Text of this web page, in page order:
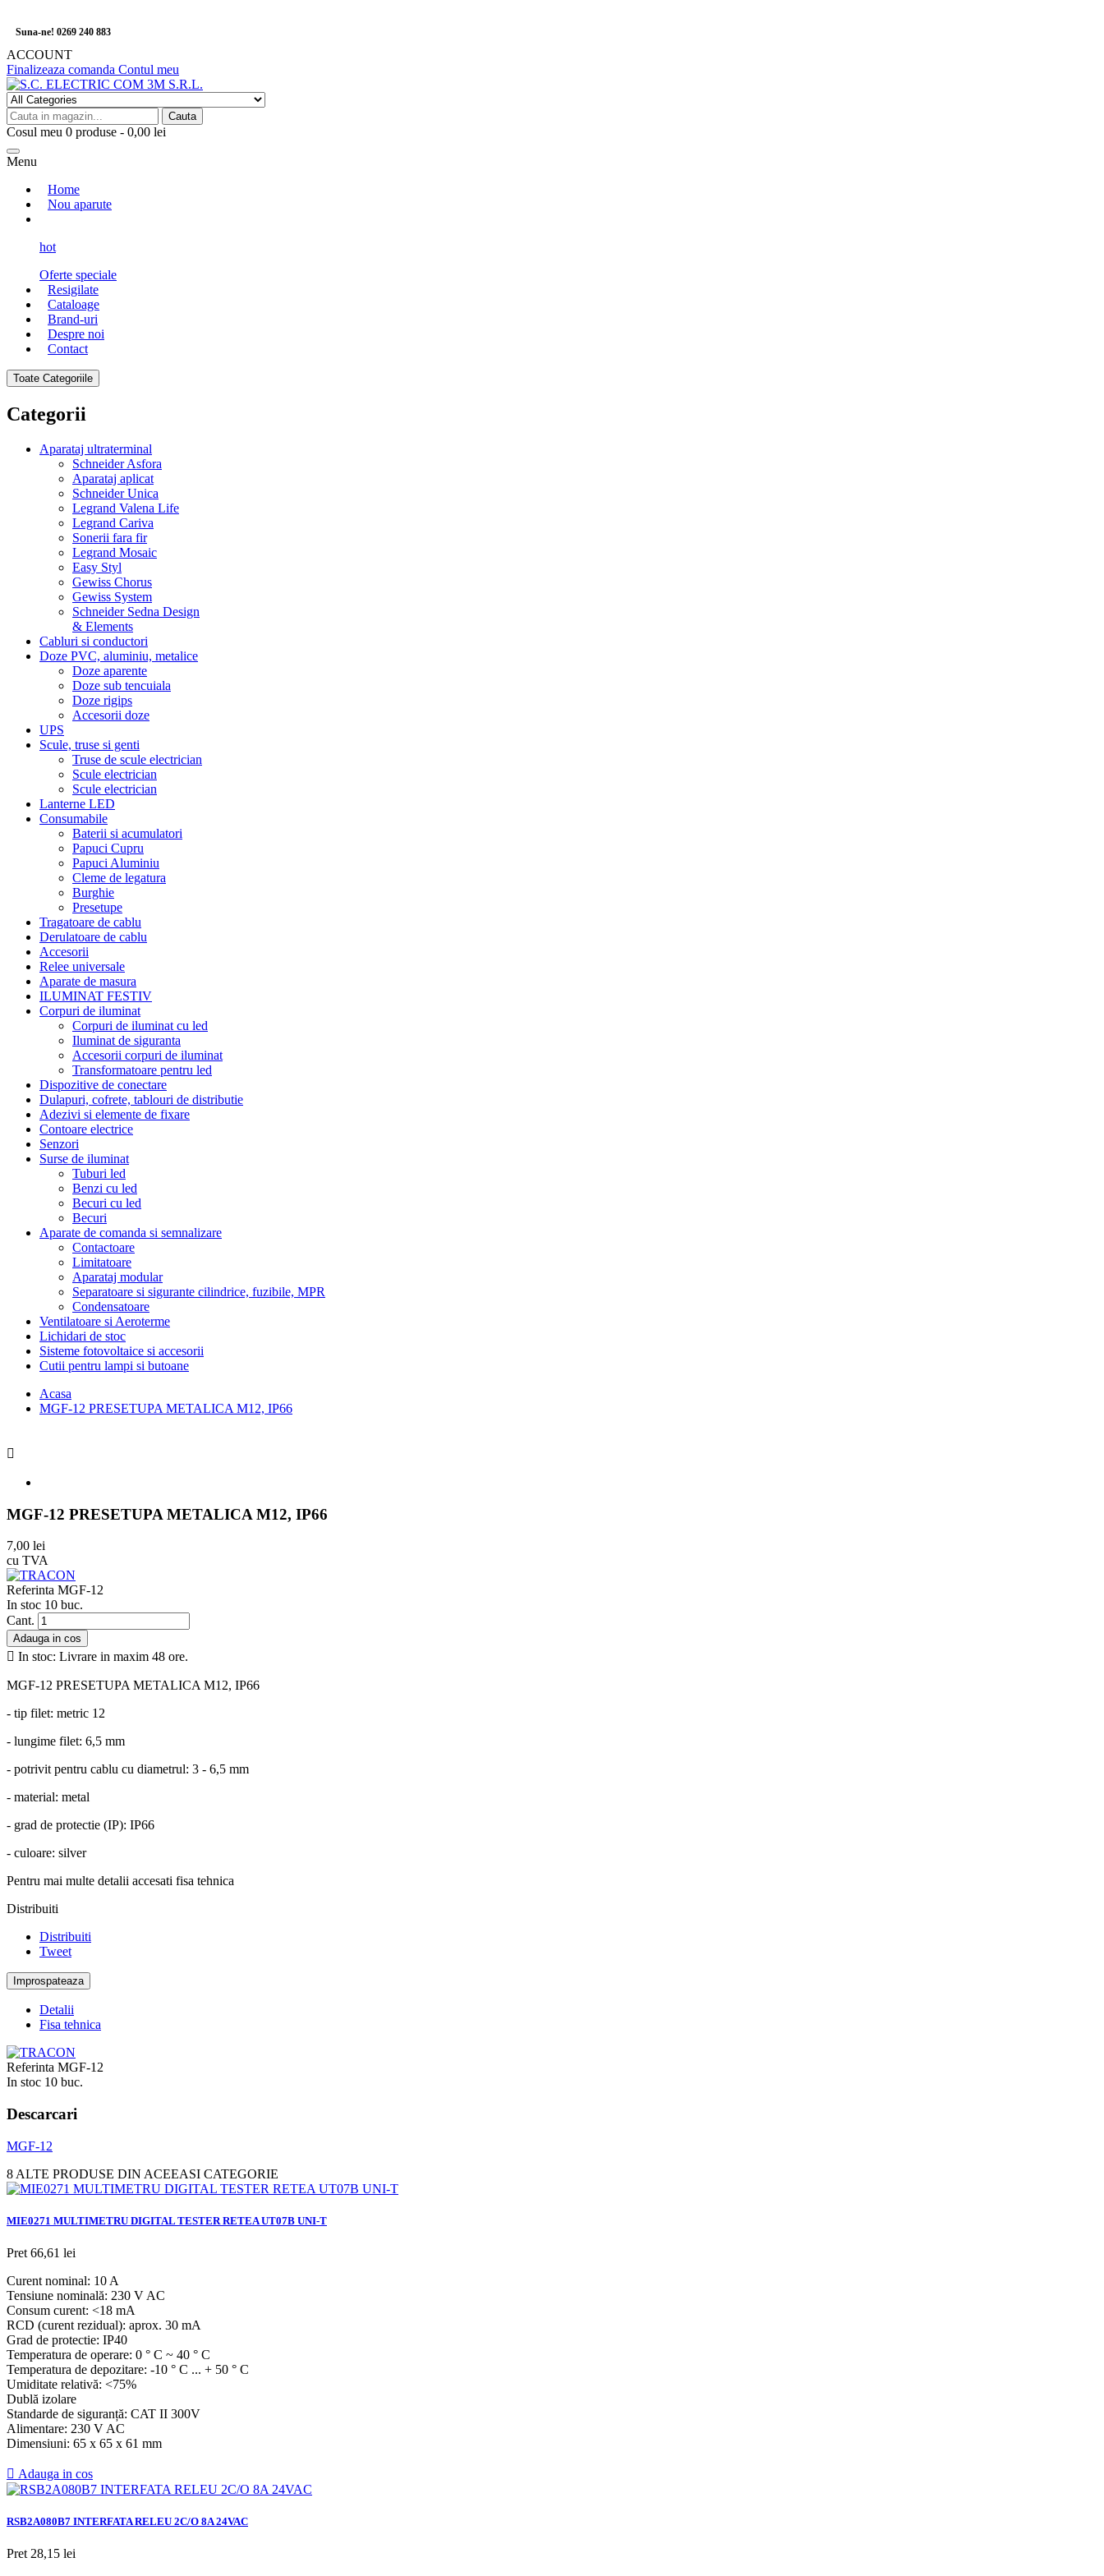
Suna-ne! 0269 240 883
ACCOUNT
Finalizeaza comanda Contul meu
Cauta
Cosul meu 0 produse - 0,00 lei
Menu
Home
Nou aparute
hot
Oferte speciale
Resigilate
Cataloage
Brand-uri
Despre noi
Contact
Toate Categoriile
Categorii
Aparataj ultraterminal
Schneider Asfora
Aparataj aplicat
Schneider Unica
Legrand Valena Life
Legrand Cariva
Sonerii fara fir
Legrand Mosaic
Easy Styl
Gewiss Chorus
Gewiss System
Schneider Sedna Design
& Elements
Cabluri si conductori
Doze PVC, aluminiu, metalice
Doze aparente
Doze sub tencuiala
Doze rigips
Accesorii doze
UPS
Scule, truse si genti
Truse de scule electrician
Scule electrician
Scule electrician
Lanterne LED
Consumabile
Baterii si acumulatori
Papuci Cupru
Papuci Aluminiu
Cleme de legatura
Burghie
Presetupe
Tragatoare de cablu
Derulatoare de cablu
Accesorii
Relee universale
Aparate de masura
ILUMINAT FESTIV
Corpuri de iluminat
Corpuri de iluminat cu led
Iluminat de siguranta
Accesorii corpuri de iluminat
Transformatoare pentru led
Dispozitive de conectare
Dulapuri, cofrete, tablouri de distributie
Adezivi si elemente de fixare
Contoare electrice
Senzori
Surse de iluminat
Tuburi led
Benzi cu led
Becuri cu led
Becuri
Aparate de comanda si semnalizare
Contactoare
Limitatoare
Aparataj modular
Separatoare si sigurante cilindrice, fuzibile, MPR
Condensatoare
Ventilatoare si Aeroterme
Lichidari de stoc
Sisteme fotovoltaice si accesorii
Cutii pentru lampi si butoane
Acasa
MGF-12 PRESETUPA METALICA M12, IP66

MGF-12 PRESETUPA METALICA M12, IP66
7,00 lei
cu TVA
Referinta MGF-12
In stoc 10 buc.
Cant.
Adauga in cos
 In stoc: Livrare in maxim 48 ore.
MGF-12 PRESETUPA METALICA M12, IP66
- tip filet: metric 12
- lungime filet: 6,5 mm
- potrivit pentru cablu cu diametrul: 3 - 6,5 mm
- material: metal
- grad de protectie (IP): IP66
- culoare: silver
Pentru mai multe detalii accesati fisa tehnica
Distribuiti
Distribuiti
Tweet
Detalii
Fisa tehnica
Referinta MGF-12
In stoc 10 buc.
Descarcari
MGF-12
8 ALTE PRODUSE DIN ACEEASI CATEGORIE
MIE0271 MULTIMETRU DIGITAL TESTER RETEA UT07B UNI-T
Pret 66,61 lei
Curent nominal: 10 A
Tensiune nominală: 230 V AC
Consum curent: <18 mA
RCD (curent rezidual): aprox. 30 mA
Grad de protectie: IP40
Temperatura de operare: 0 ° C ~ 40 ° C
Temperatura de depozitare: -10 ° C ... + 50 ° C
Umiditate relativă: <75%
Dublă izolare
Standarde de siguranță: CAT II 300V
Alimentare: 230 V AC
Dimensiuni: 65 x 65 x 61 mm
 Adauga in cos
RSB2A080B7 INTERFATA RELEU 2C/O 8A 24VAC
Pret 28,15 lei